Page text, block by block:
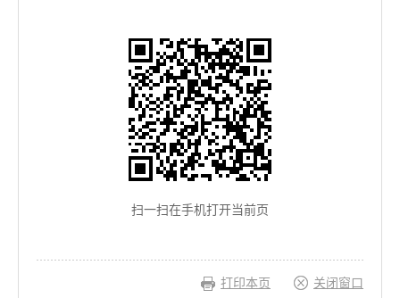
扫一扫在手机打开当前页
打印本页 关闭窗口